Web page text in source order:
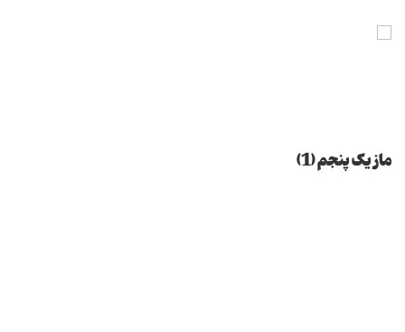
ماز یک پنجم (1)